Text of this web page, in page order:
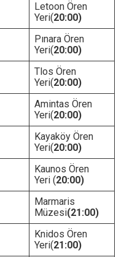
Letoon Ören
Yeri(20:00)
Pınara Ören
Yeri(20:00)
Tlos Ören
Yeri(20:00)
Amintas Ören
Yeri(20:00)
Kayaköy Ören
Yeri(20:00)
Kaunos Ören
Yeri (20:00)
Marmaris
Müzesi(21:00)
Knidos Ören
Yeri(21:00)